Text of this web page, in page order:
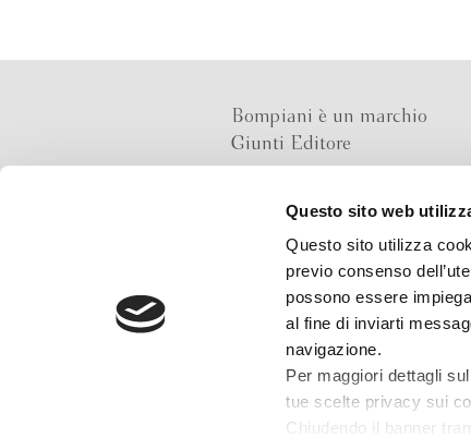
Questo sito web
Questo sito utilizza
previo consenso
possono essere
al fine di inviarti
navigazione.
Per maggiori dettagli
tue scelte privacy sui
Chiudendo il banner
Bompiani è un marchio
Giunti Editore
Via Bolognese 165,
50139 Firenze
Via G.B.Pirelli 30,
20124 Milano